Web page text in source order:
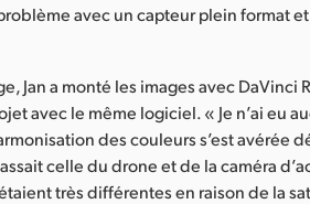
avec un capteur plein format
Jan a monté les images avec
avec le même logiciel. « Je n’ai eu
des couleurs s’est avérée
celle du drone et de la caméra
très différentes en raison de la